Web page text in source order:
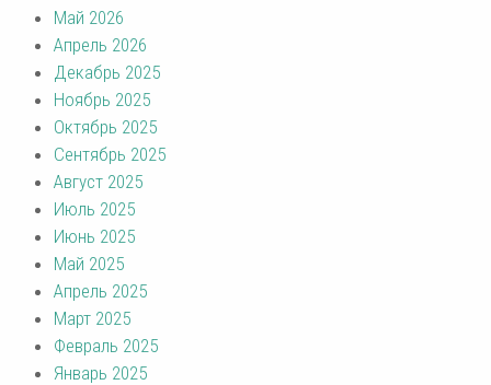
Май 2026
Апрель 2026
Декабрь 2025
Ноябрь 2025
Октябрь 2025
Сентябрь 2025
Август 2025
Июль 2025
Июнь 2025
Май 2025
Апрель 2025
Март 2025
Февраль 2025
Январь 2025